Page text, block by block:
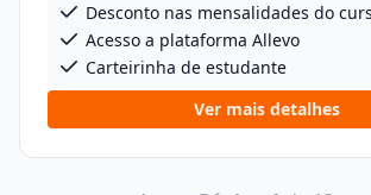
Desconto nas mensalidades do
Acesso a plataforma Allevo
Carteirinha de estudante
Ver mais detalhes